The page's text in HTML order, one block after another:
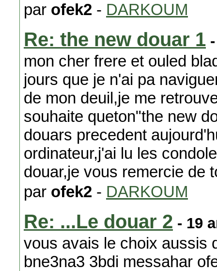
par ofek2 - DARKOUM
Re: the new douar 1
mon cher frere et ouled
jours que je n'ai pa
de mon deuil,je me
souhaite queton"the new
douars precedent
ordinateur,j'ai lu les
douar,je vous remercie de
par ofek2 - DARKOUM
Re: ...Le douar 2 - 19
vous avais le choix aussis
bne3na3 3bdi messahar